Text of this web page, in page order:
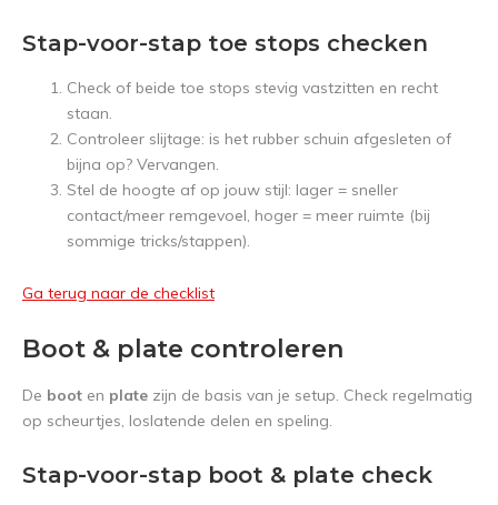
Stap-voor-stap toe stops checken
Check of beide toe stops stevig vastzitten en recht
staan.
Controleer slijtage: is het rubber schuin afgesleten of
bijna op? Vervangen.
Stel de hoogte af op jouw stijl: lager = sneller
contact/meer remgevoel, hoger = meer ruimte (bij
sommige tricks/stappen).
Ga terug naar de checklist
Boot & plate controleren
De boot en plate zijn de basis van je setup. Check regelmatig
op scheurtjes, loslatende delen en speling.
Stap-voor-stap boot & plate check